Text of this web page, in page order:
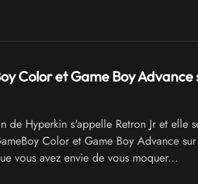
Color et Game Boy Advance
de Hyperkin s'appelle Retron Jr et elle
Color et Game Boy Advance
vous avez envie de vous moquer...